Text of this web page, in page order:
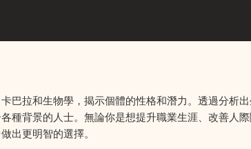
巴拉和生物學，揭示個體的性格和潛力。透過分析
種背景的人士。無論你是想提升職業生涯、改善人
出更明智的選擇。